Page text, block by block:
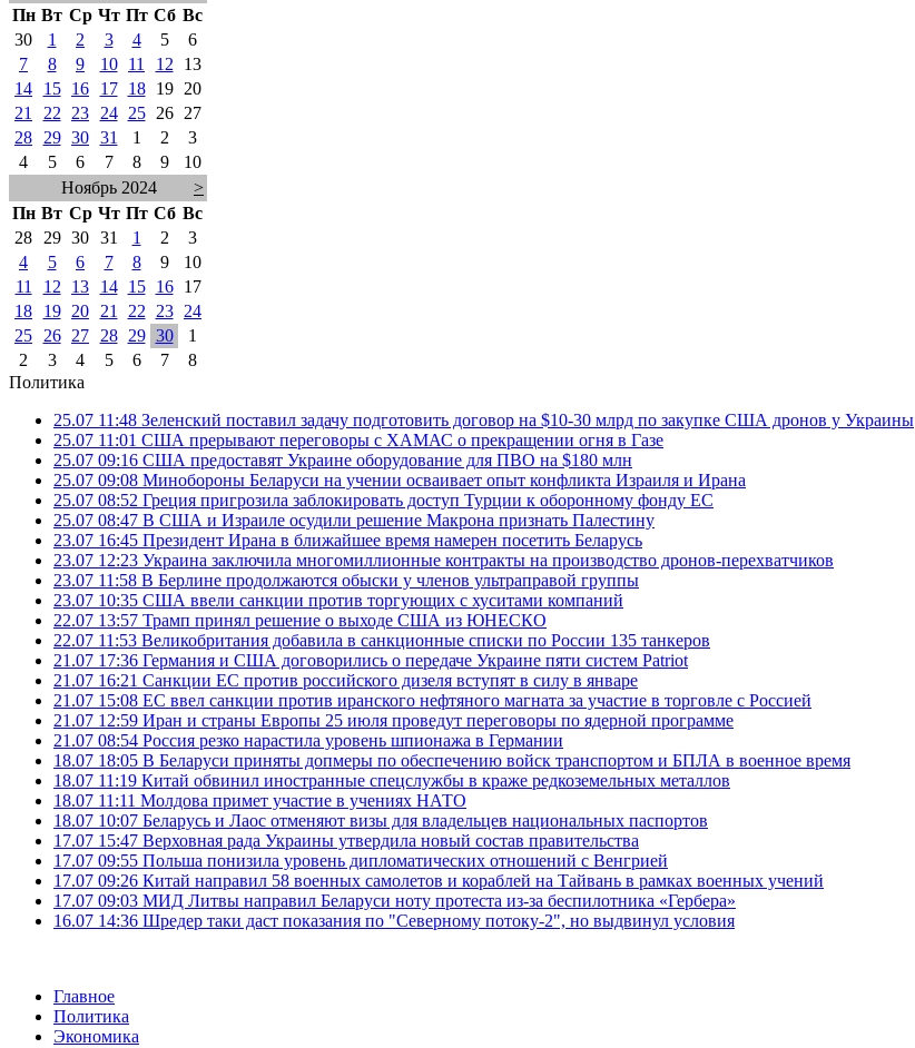
Пн Вт Ср Чт Пт Сб Вс
30
1 2 3 4 5
6
7
8 9 10 11 12
13
14
15 16 17 18 19
20
21
22 23 24 25 26
27
28
29 30 31 1 2
3
4
5 6 7 8 9
10
Ноябрь 2024
>
Пн Вт Ср Чт Пт Сб Вс
28
29 30 31 1 2
3
4
5 6 7 8 9
10
11
12 13 14 15 16
17
18
19 20 21 22 23
24
25
26 27 28 29 30
1
2
3 4 5 6 7
8
Политика
25.07 11:48 Зеленский поставил задачу подготовить договор на $10-30 млрд по закупке США дронов у Украины
25.07 11:01 США прерывают переговоры с ХАМАС о прекращении огня в Газе
25.07 09:16 США предоставят Украине оборудование для ПВО на $180 млн
25.07 09:08 Минобороны Беларуси на учении осваивает опыт конфликта Израиля и Ирана
25.07 08:52 Греция пригрозила заблокировать доступ Турции к оборонному фонду ЕС
25.07 08:47 В США и Израиле осудили решение Макрона признать Палестину
23.07 16:45 Президент Ирана в ближайшее время намерен посетить Беларусь
23.07 12:23 Украина заключила многомиллионные контракты на производство дронов-перехватчиков
23.07 11:58 В Берлине продолжаются обыски у членов ультраправой группы
23.07 10:35 США ввели санкции против торгующих с хуситами компаний
22.07 13:57 Трамп принял решение о выходе США из ЮНЕСКО
22.07 11:53 Великобритания добавила в санкционные списки по России 135 танкеров
21.07 17:36 Германия и США договорились о передаче Украине пяти систем Patriot
21.07 16:21 Санкции ЕС против российского дизеля вступят в силу в январе
21.07 15:08 ЕС ввел санкции против иранского нефтяного магната за участие в торговле с Россией
21.07 12:59 Иран и страны Европы 25 июля проведут переговоры по ядерной программе
21.07 08:54 Россия резко нарастила уровень шпионажа в Германии
18.07 18:05 В Беларуси приняты допмеры по обеспечению войск транспортом и БПЛА в военное время
18.07 11:19 Китай обвинил иностранные спецслужбы в краже редкоземельных металлов
18.07 11:11 Молдова примет участие в учениях НАТО
18.07 10:07 Беларусь и Лаос отменяют визы для владельцев национальных паспортов
17.07 15:47 Верховная рада Украины утвердила новый состав правительства
17.07 09:55 Польша понизила уровень дипломатических отношений с Венгрией
17.07 09:26 Китай направил 58 военных самолетов и кораблей на Тайвань в рамках военных учений
17.07 09:03 МИД Литвы направил Беларуси ноту протеста из-за беспилотника «Гербера»
16.07 14:36 Шредер таки даст показания по "Северному потоку-2", но выдвинул условия
Главное
Политика
Экономика